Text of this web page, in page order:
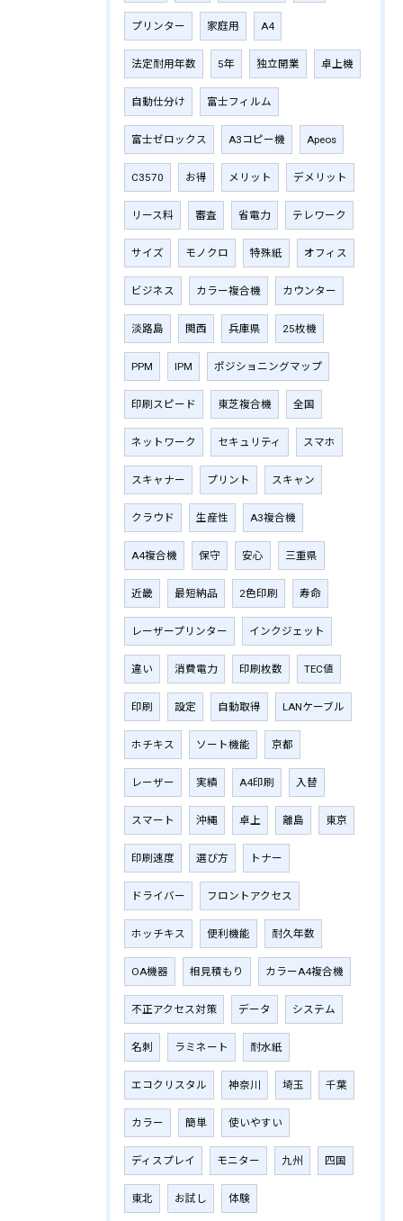
プリンター 家庭用 A4
法定耐用年数 5年 独立開業 卓上機
自動仕分け 富士フィルム
富士ゼロックス A3コピー機 Apeos
C3570 お得 メリット デメリット
リース料 審査 省電力 テレワーク
サイズ モノクロ 特殊紙 オフィス
ビジネス カラー複合機 カウンター
淡路島 関西 兵庫県 25枚機
PPM IPM ポジショニングマップ
印刷スピード 東芝複合機 全国
ネットワーク セキュリティ スマホ
スキャナー プリント スキャン
クラウド 生産性 A3複合機
A4複合機 保守 安心 三重県
近畿 最短納品 2色印刷 寿命
レーザープリンター インクジェット
違い 消費電力 印刷枚数 TEC値
印刷 設定 自動取得 LANケーブル
ホチキス ソート機能 京都
レーザー 実績 A4印刷 入替
スマート 沖縄 卓上 離島 東京
印刷速度 選び方 トナー
ドライバー フロントアクセス
ホッチキス 便利機能 耐久年数
OA機器 相見積もり カラーA4複合機
不正アクセス対策 データ システム
名刺 ラミネート 耐水紙
エコクリスタル 神奈川 埼玉 千葉
カラー 簡単 使いやすい
ディスプレイ モニター 九州 四国
東北 お試し 体験